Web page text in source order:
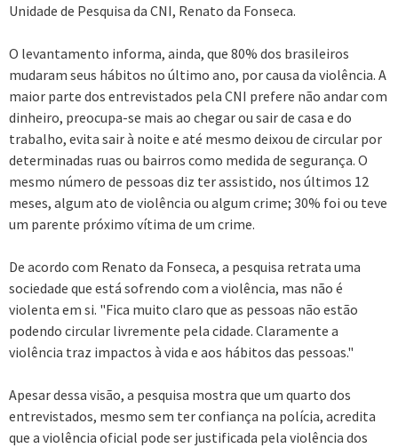
Unidade de Pesquisa da CNI, Renato da Fonseca.
O levantamento informa, ainda, que 80% dos brasileiros
mudaram seus hábitos no último ano, por causa da violência. A
maior parte dos entrevistados pela CNI prefere não andar com
dinheiro, preocupa-se mais ao chegar ou sair de casa e do
trabalho, evita sair à noite e até mesmo deixou de circular por
determinadas ruas ou bairros como medida de segurança. O
mesmo número de pessoas diz ter assistido, nos últimos 12
meses, algum ato de violência ou algum crime; 30% foi ou teve
um parente próximo vítima de um crime.
De acordo com Renato da Fonseca, a pesquisa retrata uma
sociedade que está sofrendo com a violência, mas não é
violenta em si. "Fica muito claro que as pessoas não estão
podendo circular livremente pela cidade. Claramente a
violência traz impactos à vida e aos hábitos das pessoas."
Apesar dessa visão, a pesquisa mostra que um quarto dos
entrevistados, mesmo sem ter confiança na polícia, acredita
que a violência oficial pode ser justificada pela violência dos